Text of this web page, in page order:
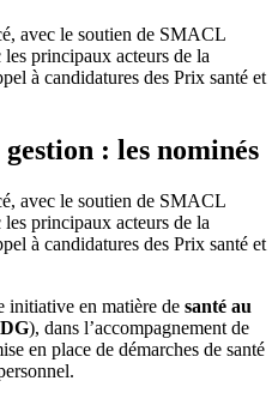
avec le soutien de SMACL
principaux acteurs de la
à candidatures des Prix santé et
: les nominés
avec le soutien de SMACL
principaux acteurs de la
à candidatures des Prix santé et
initiative en matière de santé au
), dans l’accompagnement de
en place de démarches de santé